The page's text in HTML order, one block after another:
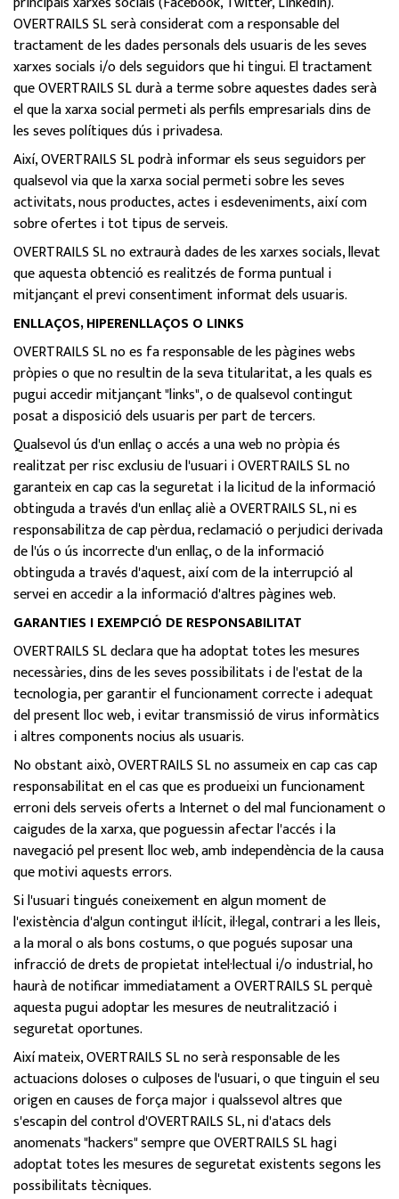
OVERTRAILS SL serà considerat com a responsable del
tractament de les dades personals dels usuaris de les seves
xarxes socials i/o dels seguidors que hi tingui. El tractament
que OVERTRAILS SL durà a terme sobre aquestes dades serà
el que la xarxa social permeti als perfils empresarials dins de
les seves polítiques dús i privadesa.
Així, OVERTRAILS SL podrà informar els seus seguidors per
qualsevol via que la xarxa social permeti sobre les seves
activitats, nous productes, actes i esdeveniments, així com
sobre ofertes i tot tipus de serveis.
OVERTRAILS SL no extraurà dades de les xarxes socials, llevat
que aquesta obtenció es realitzés de forma puntual i
mitjançant el previ consentiment informat dels usuaris.
ENLLAÇOS, HIPERENLLAÇOS O LINKS
OVERTRAILS SL no es fa responsable de les pàgines webs
pròpies o que no resultin de la seva titularitat, a les quals es
pugui accedir mitjançant "links", o de qualsevol contingut
posat a disposició dels usuaris per part de tercers.
Qualsevol ús d'un enllaç o accés a una web no pròpia és
realitzat per risc exclusiu de l'usuari i OVERTRAILS SL no
garanteix en cap cas la seguretat i la licitud de la informació
obtinguda a través d'un enllaç aliè a OVERTRAILS SL, ni es
responsabilitza de cap pèrdua, reclamació o perjudici derivada
de l'ús o ús incorrecte d'un enllaç, o de la informació
obtinguda a través d'aquest, així com de la interrupció al
servei en accedir a la informació d'altres pàgines web.
GARANTIES I EXEMPCIÓ DE RESPONSABILITAT
OVERTRAILS SL declara que ha adoptat totes les mesures
necessàries, dins de les seves possibilitats i de l'estat de la
tecnologia, per garantir el funcionament correcte i adequat
del present lloc web, i evitar transmissió de virus informàtics
i altres components nocius als usuaris.
No obstant això, OVERTRAILS SL no assumeix en cap cas cap
responsabilitat en el cas que es produeixi un funcionament
erroni dels serveis oferts a Internet o del mal funcionament o
caigudes de la xarxa, que poguessin afectar l'accés i la
navegació pel present lloc web, amb independència de la causa
que motivi aquests errors.
Si l'usuari tingués coneixement en algun moment de
l'existència d'algun contingut il·lícit, il·legal, contrari a les lleis,
a la moral o als bons costums, o que pogués suposar una
infracció de drets de propietat intel·lectual i/o industrial, ho
haurà de notificar immediatament a OVERTRAILS SL perquè
aquesta pugui adoptar les mesures de neutralització i
seguretat oportunes.
Així mateix, OVERTRAILS SL no serà responsable de les
actuacions doloses o culposes de l'usuari, o que tinguin el seu
origen en causes de força major i qualssevol altres que
s'escapin del control d'OVERTRAILS SL, ni d'atacs dels
anomenats "hackers" sempre que OVERTRAILS SL hagi
adoptat totes les mesures de seguretat existents segons les
possibilitats tècniques.